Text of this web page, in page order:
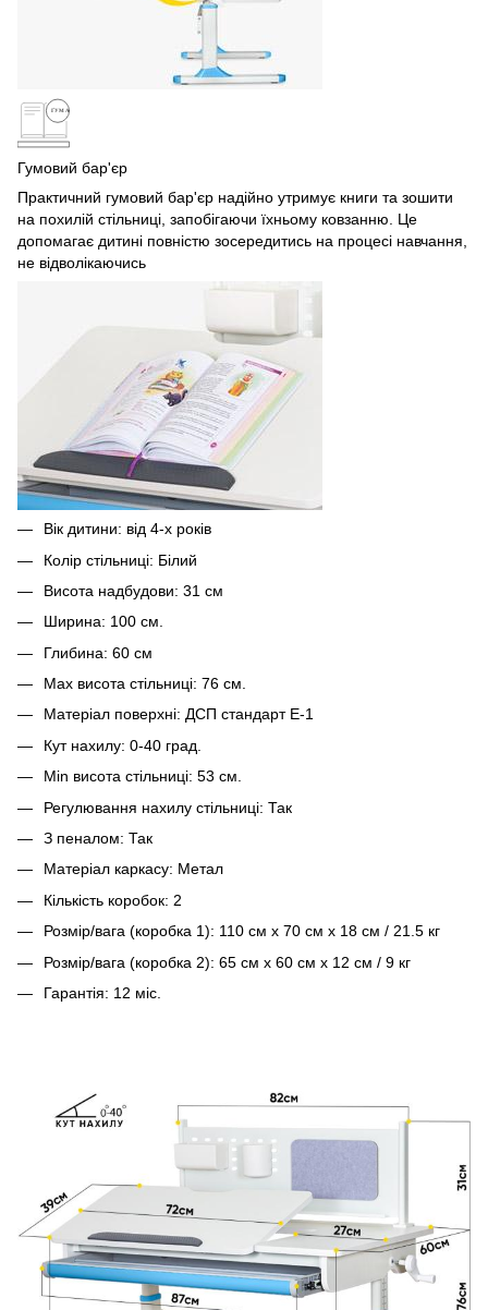
Гумовий бар'єр
Практичний гумовий бар'єр надійно утримує книги та зошити
на похилій стільниці, запобігаючи їхньому ковзанню. Це
допомагає дитині повністю зосередитись на процесі навчання,
не відволікаючись
Вік дитини: від 4-х років
Колір стільниці: Білий
Висота надбудови: 31 см
Ширина: 100 см.
Глибина: 60 см
Max висота стільниці: 76 см.
Матеріал поверхні: ДСП стандарт Е-1
Кут нахилу: 0-40 град.
Min висота стільниці: 53 см.
Регулювання нахилу стільниці: Так
З пеналом: Так
Матеріал каркасу: Метал
Кількість коробок: 2
Розмір/вага (коробка 1): 110 см х 70 см х 18 см / 21.5 кг
Розмір/вага (коробка 2): 65 см х 60 см х 12 см / 9 кг
Гарантія: 12 міс.